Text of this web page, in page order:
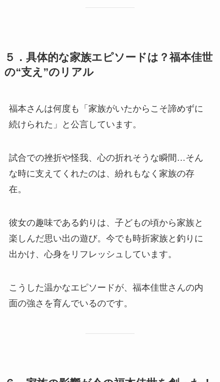
５．具体的な家族エピソードは？福本佳世
の“支え”のリアル
福本さんは何度も「家族がいたからこそ諦めずに
続けられた」と公言しています。
試合での挫折や怪我、心の折れそうな瞬間…そん
な時に支えてくれたのは、紛れもなく家族の存
在。
彼女の趣味である釣りは、子どもの頃から家族と
楽しんだ思い出の遊び。今でも時折家族と釣りに
出かけ、心身をリフレッシュしています。
こうした温かなエピソードが、福本佳世さんの内
面の強さを育んでいるのです。